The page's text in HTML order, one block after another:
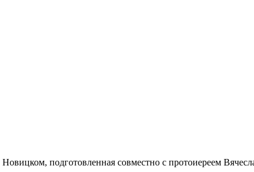
подготовленная совместно с протоиереем